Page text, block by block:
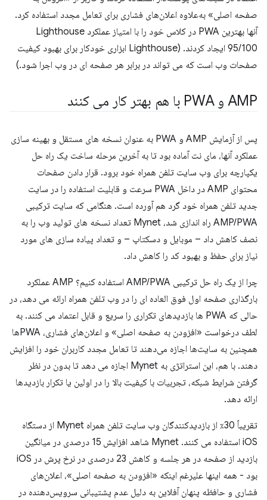
صفحه اصلی» به‌علاوه اعلان‌های فشاری برای تعامل مجدد استفاده کرد.
آنها بهترین PWA در کلاس خود را با امتیاز عملکرد Lighthouse
95/100 ایجاد کردند. (Lighthouse ابزاری خودکار برای بهبود کیفیت
صفحات وب است که می تواند در برابر هر صفحه ای در وب اجرا شود.)
AMP و PWA با هم بهتر کار می کنند
پس از آزمایش AMP و PWA به عنوان نسخه های مستقل و بهینه سازی
عملکرد آنها، مای نت آماده بود تا به آخرین مرحله ساخت یک راه حل
یکپارچه برای وب سایت تلفن همراه خود برود. قرار دادن صفحات
محتوای AMP در داخل PWA سرعت و قابلیت استفاده را در سایت
جدید تلفن همراه خود گرد هم آورده است. هنگامی که سایت ترکیبی
AMP/PWA راه اندازی شد، Mynet تعداد نسخه های تولید وب را به
نصف کاهش داد – موبایل و دسکتاپ – و تعداد پیاده سازی های مورد
نیاز برای حفظ و بهبود کد را کاهش داد.
چرا از یک راه حل ترکیبی AMP/PWA استفاده کنیم؟ AMP عملکرد
بارگذاری صفحه اول فوق العاده ای را در وب تلفن همراه ارائه می دهد، در
حالی که PWA ها بازدیدهای تکراری را سریع و قابل اعتماد می کنند. به
لطف درخواست «افزودن به صفحه اصلی» و اعلان‌های فشاری، PWAها
همچنین به سایت‌ها اجازه می‌دهند تا تعامل مجدد کاربران خود را افزایش
دهند. با هم، این استراتژی به Mynet اجازه می دهد تا بدون در نظر
گرفتن شرایط شبکه، تجربیات با کیفیت بالا را در اولین یا تکرار بازدیدها
ارائه دهد.
تقریباً 30٪ از بازدیدکنندگان وب سایت تلفن همراه Mynet از دستگاه
iOS استفاده می کنند. Mynet شاهد افزایش 15 درصدی در میانگین
بازدید از صفحه در هر جلسه و کاهش 23 درصدی در نرخ پرش در iOS
بود - همه اینها علیرغم اینکه «افزودن به صفحه اصلی»، اعلان‌های
فشاری و حافظه پنهان آفلاین به دلیل عدم پشتیبانی سرویس‌دهنده در